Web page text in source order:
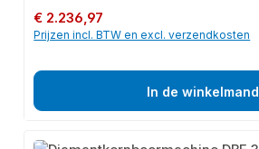
Normale prijs:
€ 2.236,97
Prijzen incl. BTW en excl. verzendkosten
In de winkelmand